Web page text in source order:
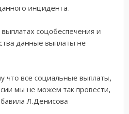
инцидента.
соцобеспечения и
данные выплаты не
что все социальные выплаты,
мы не можем так провести,
Л.Денисова